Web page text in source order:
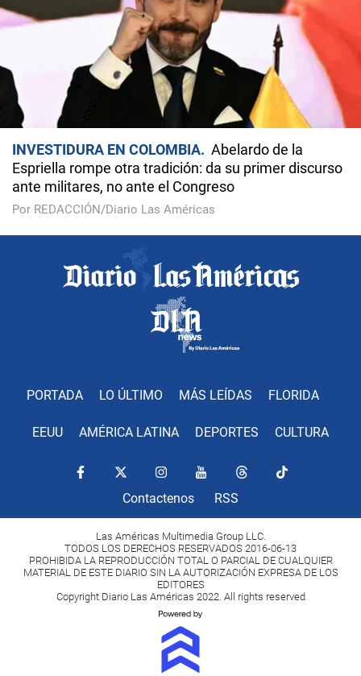
INVESTIDURA EN COLOMBIA
Abelardo de la
Espriella rompe otra tradición: da su primer discurso
ante militares, no ante el Congreso
Por REDACCIÓN/Diario Las Américas
PORTADA LO ÚLTIMO MÁS LEÍDAS FLORIDA
EEUU AMÉRICA LATINA DEPORTES CULTURA
Contactenos RSS
Las Américas Multimedia Group LLC.
TODOS LOS DERECHOS RESERVADOS 2016-06-13
PROHIBIDA LA REPRODUCCIÓN TOTAL O PARCIAL DE CUALQUIER
MATERIAL DE ESTE DIARIO SIN LA AUTORIZACIÓN EXPRESA DE LOS
EDITORES
Copyright Diario Las Américas 2022. All rights reserved